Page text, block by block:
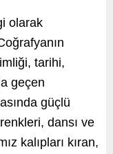
olarak
tarihi,
geçen
güçlü
dansı ve
kalıpları kıran,